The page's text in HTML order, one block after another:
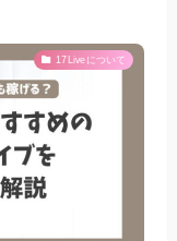
17Liveについて